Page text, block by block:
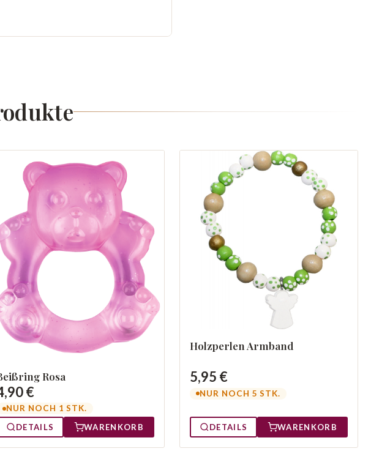
Rosa
€
NUR NOCH 1 STK.
DETAILS
WARENKORB
Holzperlen Armband
5,95 €
NUR NOCH 5 STK.
DETAILS WARENKORB